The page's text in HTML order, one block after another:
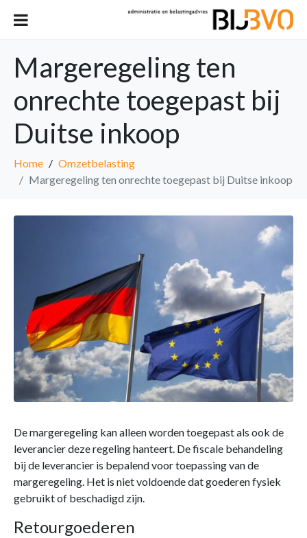
Margeregeling ten
onrechte toegepast bij
Duitse inkoop
Home
Omzetbelasting
Margeregeling ten onrechte toegepast bij Duitse inkoop
De margeregeling kan alleen worden toegepast als ook de
leverancier deze regeling hanteert. De fiscale behandeling
bij de leverancier is bepalend voor toepassing van de
margeregeling. Het is niet voldoende dat goederen fysiek
gebruikt of beschadigd zijn.
Retourgoederen